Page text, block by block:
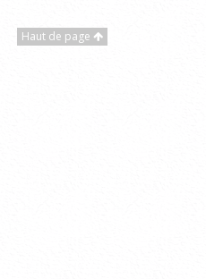
Haut de page